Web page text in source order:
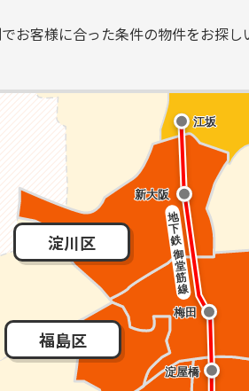
お客様に合った条件の物件をお探し
淀川区
福島区